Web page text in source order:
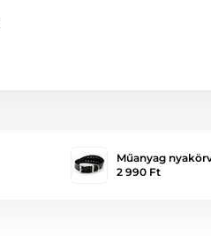
Műanyag
2 990 Ft